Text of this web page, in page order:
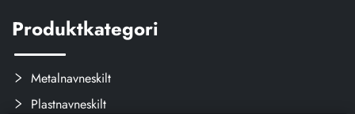
Produktkategori
Metalnavneskilt
Plastnavneskilt